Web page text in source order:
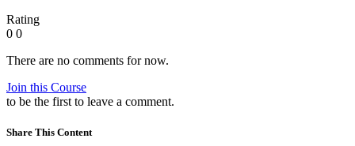
Rating
0 0
There are no comments for now.
Join this Course
to be the first to leave a comment.
Share This Content